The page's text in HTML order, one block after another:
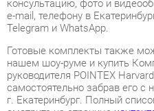
руководителя POINTEX Harvard
самостоятельно забрав его с
г. Екатеринбург. Полный список
Стиль мебели
Толщина столешницы, мм